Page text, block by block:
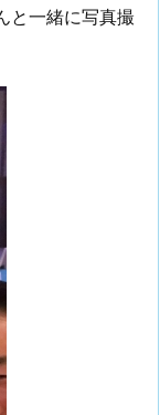
と一緒に写真撮